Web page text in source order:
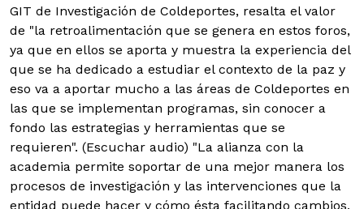
GIT de Investigación de Coldeportes, resalta el valor
de "la retroalimentación que se genera en estos foros,
ya que en ellos se aporta y muestra la experiencia del
que se ha dedicado a estudiar el contexto de la paz y
eso va a aportar mucho a las áreas de Coldeportes en
las que se implementan programas, sin conocer a
fondo las estrategias y herramientas que se
requieren". (Escuchar audio) "La alianza con la
academia permite soportar de una mejor manera los
procesos de investigación y las intervenciones que la
entidad puede hacer y cómo ésta facilitando cambios,